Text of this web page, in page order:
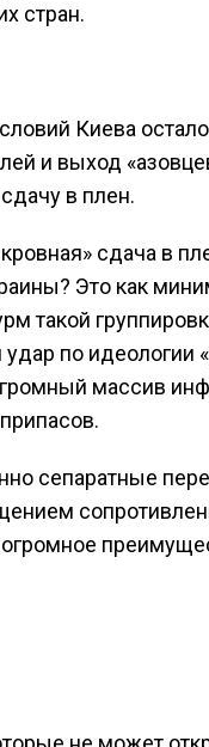
стран.
Киева
и выход
в плен.
сдача в
Это как
такой
по идеологии
массив
сепаратные